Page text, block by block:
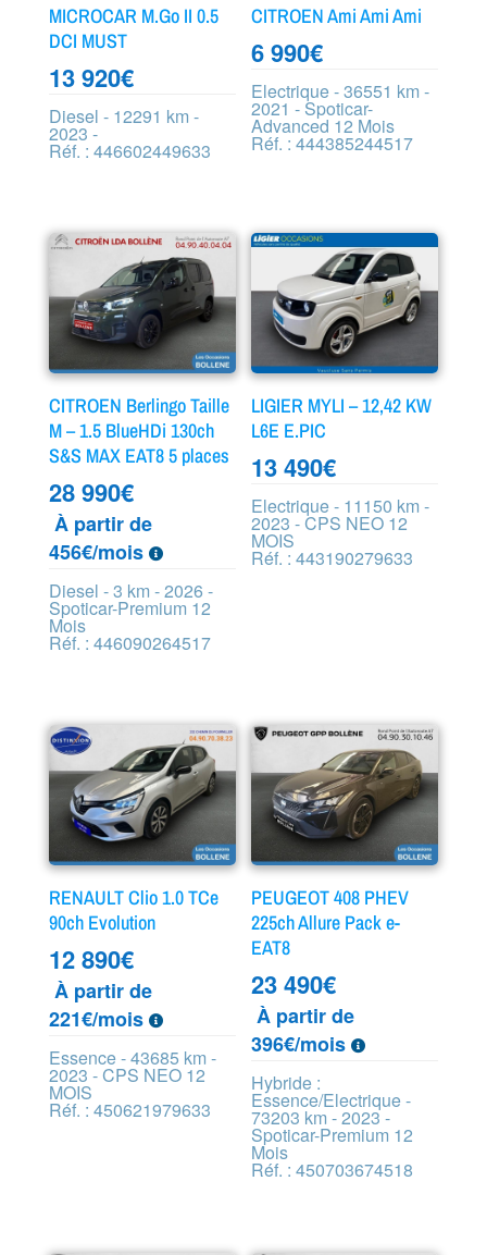
MICROCAR M.Go II 0.5
DCI MUST
13 920€
Diesel - 12291 km -
2023 -
Réf. : 446602449633
CITROEN Ami Ami Ami
6 990€
Electrique - 36551 km -
2021 - Spoticar-
Advanced 12 Mois
Réf. : 444385244517
CITROEN Berlingo Taille
M – 1.5 BlueHDi 130ch
S&S MAX EAT8 5 places
28 990€
À partir de
456€/mois
Diesel - 3 km - 2026 -
Spoticar-Premium 12
Mois
Réf. : 446090264517
LIGIER MYLI – 12,42 KW
L6E E.PIC
13 490€
Electrique - 11150 km -
2023 - CPS NEO 12
MOIS
Réf. : 443190279633
RENAULT Clio 1.0 TCe
90ch Evolution
12 890€
À partir de
221€/mois
Essence - 43685 km -
2023 - CPS NEO 12
MOIS
Réf. : 450621979633
PEUGEOT 408 PHEV
225ch Allure Pack e-
EAT8
23 490€
À partir de
396€/mois
Hybride :
Essence/Electrique -
73203 km - 2023 -
Spoticar-Premium 12
Mois
Réf. : 450703674518